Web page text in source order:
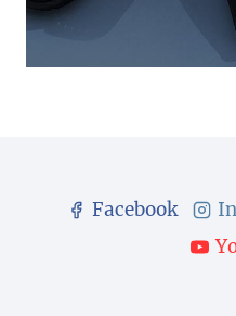
Facebook